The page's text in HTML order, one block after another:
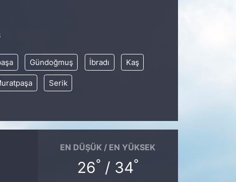
Gündoğmuş İbradı Kaş
Serik
EN DÜŞÜK / EN YÜKSEK
26° / 34°